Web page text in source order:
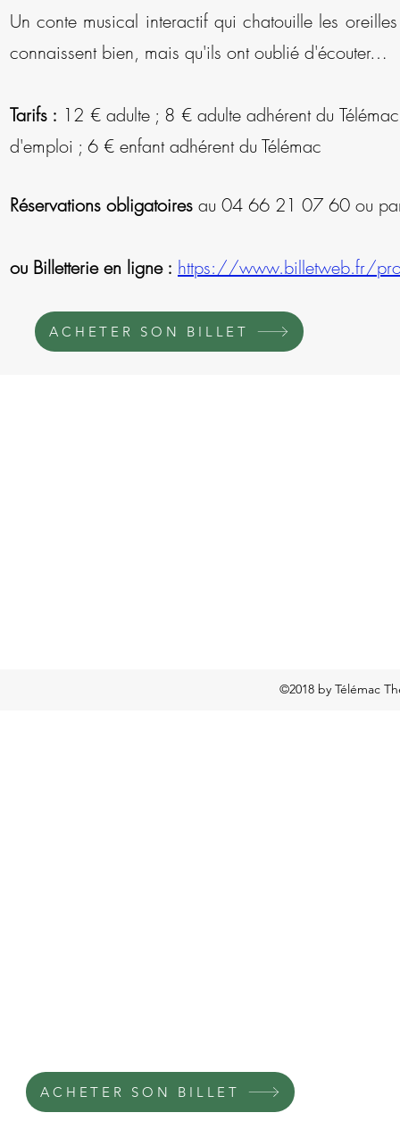
Un conte musical interactif qui chatouille les
connaissent bien, mais qu'ils ont oublié d'écouter…
Tarifs : 12 € adulte ; 8 € adulte adhérent du
d'emploi ; 6 € enfant adhérent du Télémac
Réservations obligatoires au 04 66 21 07 60 ou
ou Billetterie en ligne : https://www.billetweb.fr/
ACHETER SON BILLET
©2018 by Télémac
ACHETER SON BILLET